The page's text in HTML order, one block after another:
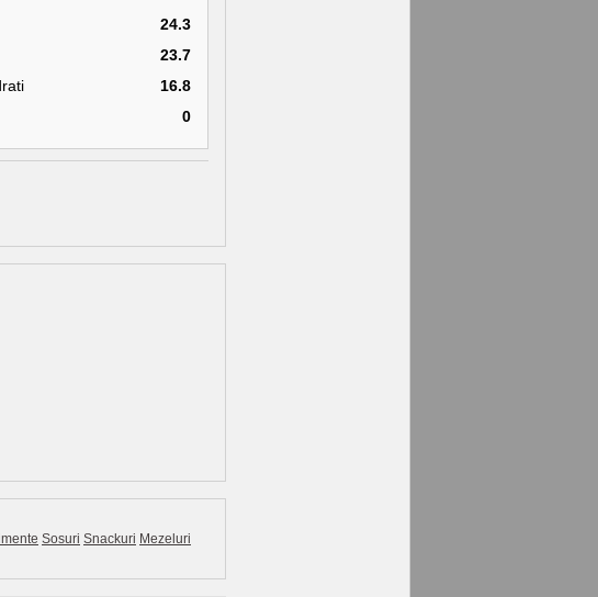
24.3
23.7
16.8
0
Sosuri Snackuri Mezeluri